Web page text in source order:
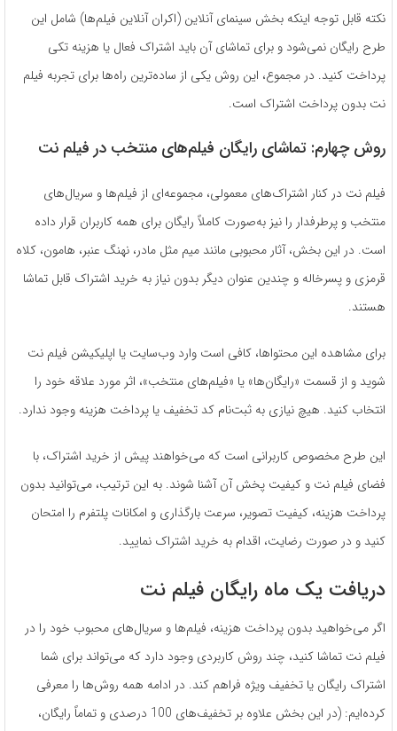
نکته قابل توجه اینکه بخش سینمای آنلاین (اکران آنلاین فیلم‌ها) شامل این
طرح رایگان نمی‌شود و برای تماشای آن باید اشتراک فعال یا هزینه تکی
پرداخت کنید. در مجموع، این روش یکی از ساده‌ترین راه‌ها برای تجربه فیلم
نت بدون پرداخت اشتراک است.
روش چهارم: تماشای رایگان فیلم‌های منتخب در فیلم نت
فیلم نت در کنار اشتراک‌های معمولی، مجموعه‌ای از فیلم‌ها و سریال‌های
منتخب و پرطرفدار را نیز به‌صورت کاملاً رایگان برای همه کاربران قرار داده
است. در این بخش، آثار محبوبی مانند میم مثل مادر، نهنگ عنبر، هامون، کلاه
قرمزی و پسرخاله و چندین عنوان دیگر بدون نیاز به خرید اشتراک قابل تماشا
هستند.
برای مشاهده این محتواها، کافی است وارد وب‌سایت یا اپلیکیشن فیلم نت
شوید و از قسمت «رایگان‌ها» یا «فیلم‌های منتخب»، اثر مورد علاقه خود را
انتخاب کنید. هیچ نیازی به ثبت‌نام کد تخفیف یا پرداخت هزینه وجود ندارد.
این طرح مخصوص کاربرانی است که می‌خواهند پیش از خرید اشتراک، با
فضای فیلم نت و کیفیت پخش آن آشنا شوند. به این ترتیب، می‌توانید بدون
پرداخت هزینه، کیفیت تصویر، سرعت بارگذاری و امکانات پلتفرم را امتحان
کنید و در صورت رضایت، اقدام به خرید اشتراک نمایید.
دریافت یک ماه رایگان فیلم نت
اگر می‌خواهید بدون پرداخت هزینه، فیلم‌ها و سریال‌های محبوب خود را در
فیلم نت تماشا کنید، چند روش کاربردی وجود دارد که می‌تواند برای شما
اشتراک رایگان یا تخفیف ویژه فراهم کند. در ادامه همه روش‌ها را معرفی
کرده‌ایم: (در این بخش علاوه بر تخفیف‌های 100 درصدی و تماماً رایگان،